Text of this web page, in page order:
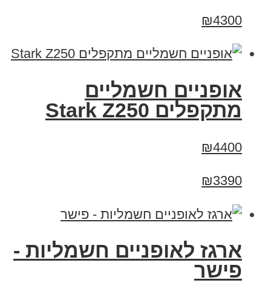
₪4300
‏אופניים חשמליים
‏מתקפלים Stark Z250
₪4400
₪3390
ארגז לאופניים חשמליות -
פישר